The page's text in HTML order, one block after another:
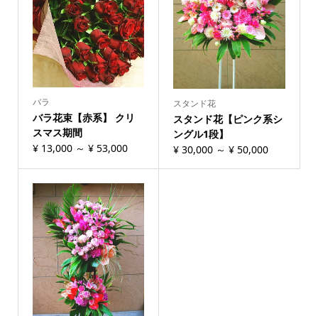
バラ
バラ花束【赤系】 クリ
スマス期間
¥13,000～ ¥53,000
スタンド花
スタンド花【ピンク系シ
ングル1段】
¥ 30,000 ～ ¥ 50,000